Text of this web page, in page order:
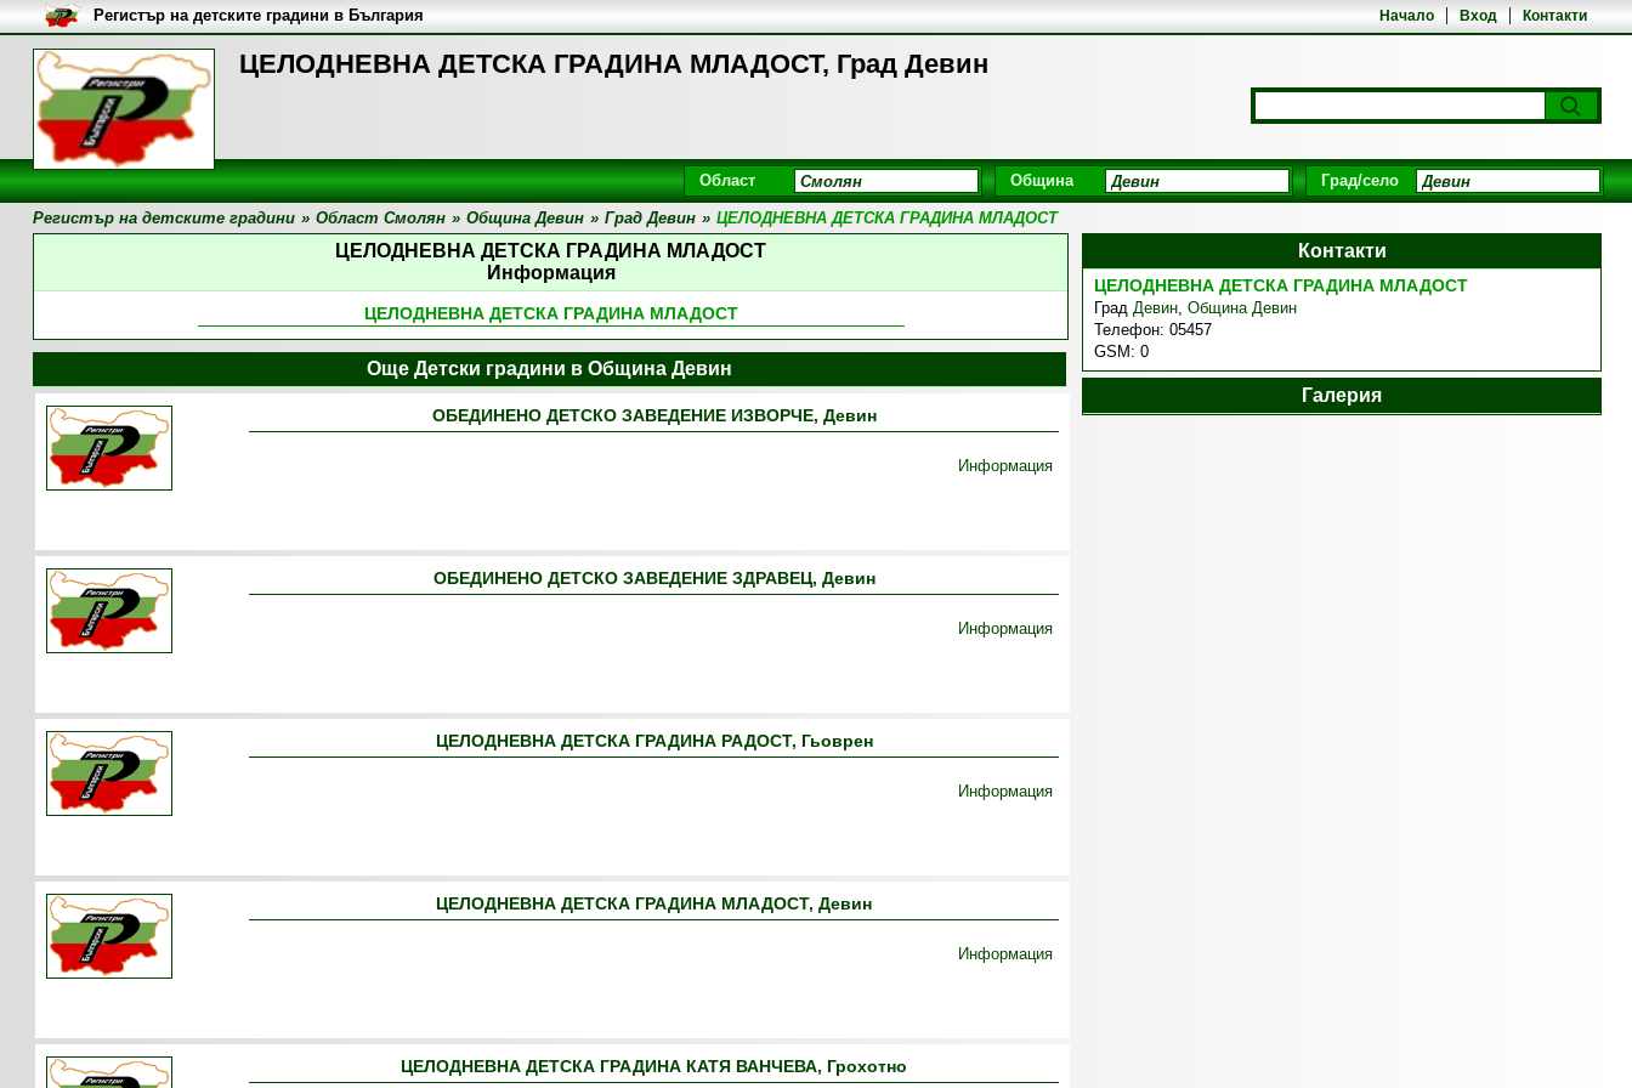
ЦЕЛОДНЕВНА ДЕТСКА ГРАДИНА МЛАДОСТ, Град Девин
Начало Вход Контакти
Регистър на детските градини в България
Област Община Град/село
Регистър на детските градини » Област Смолян » Община Девин » Град Девин » ЦЕЛОДНЕВНА ДЕТСКА ГРАДИНА МЛАДОСТ
ЦЕЛОДНЕВНА ДЕТСКА ГРАДИНА МЛАДОСТ
Информация
ЦЕЛОДНЕВНА ДЕТСКА ГРАДИНА МЛАДОСТ
Контакти
ЦЕЛОДНЕВНА ДЕТСКА ГРАДИНА МЛАДОСТ
Град Девин, Община Девин
Телефон: 05457
GSM: 0
Галерия
Още Детски градини в Община Девин
ОБЕДИНЕНО ДЕТСКО ЗАВЕДЕНИЕ ИЗВОРЧЕ, Девин
Информация
ОБЕДИНЕНО ДЕТСКО ЗАВЕДЕНИЕ ЗДРАВЕЦ, Девин
Информация
ЦЕЛОДНЕВНА ДЕТСКА ГРАДИНА РАДОСТ, Гьоврен
Информация
ЦЕЛОДНЕВНА ДЕТСКА ГРАДИНА МЛАДОСТ, Девин
Информация
ЦЕЛОДНЕВНА ДЕТСКА ГРАДИНА КАТЯ ВАНЧЕВА, Грохотно